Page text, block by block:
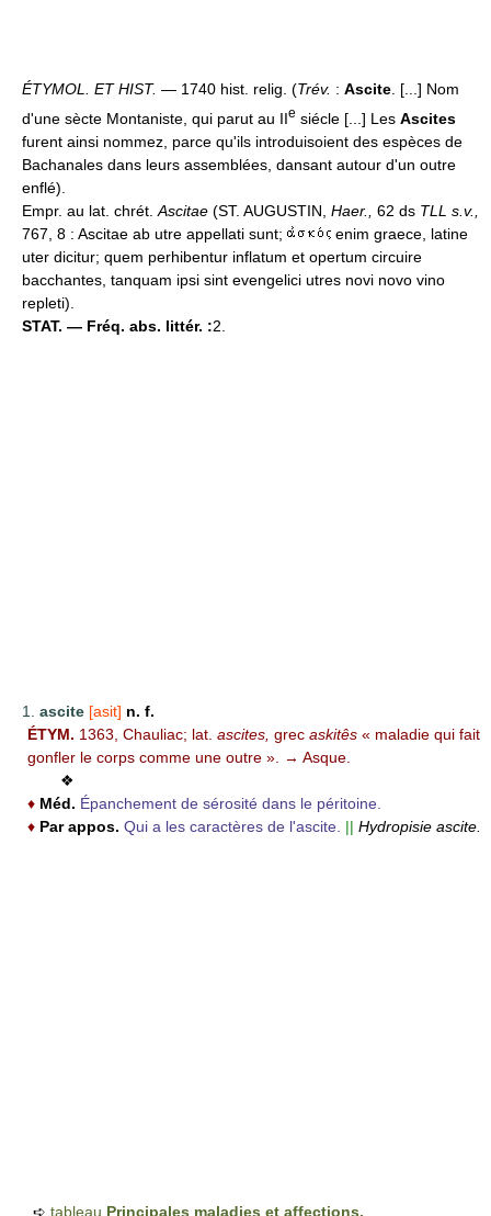
ÉTYMOL. ET HIST. — 1740 hist. relig. (Trév. : Ascite . [...] Nom
d'une sècte Montaniste, qui parut au IIe siécle [...] Les Ascites
furent ainsi nommez, parce qu'ils introduisoient des espèces de
Bachanales dans leurs assemblées, dansant autour d'un outre
enflé).
Empr. au lat. chrét. Ascitae (ST. AUGUSTIN, Haer., 62 ds TLL s.v.,
767, 8 : Ascitae ab utre appellati sunt;
enim graece, latine
uter dicitur; quem perhibentur inflatum et opertum circuire
bacchantes, tanquam ipsi sint evengelici utres novi novo vino
repleti).
STAT. — Fréq. abs. littér. :2.
1. ascite [asit] n. f.
ÉTYM. 1363, Chauliac; lat. ascites, grec askitês « maladie qui fait
gonfler le corps comme une outre ». → Asque.
❖
♦ Méd. Épanchement de sérosité dans le péritoine.
♦ Par appos. Qui a les caractères de l'ascite. || Hydropisie ascite.
➪ tableau Principales maladies et affections.